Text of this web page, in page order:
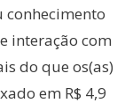
conhecimento
interação com
do que os(as)
em R$ 4,9